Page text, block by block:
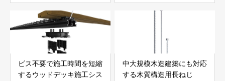
社サンパテック
ビス不要で施工時間を短縮
するウッドデッキ施工シス
中大規模木造建築にも対応
する木質構造用長ねじ